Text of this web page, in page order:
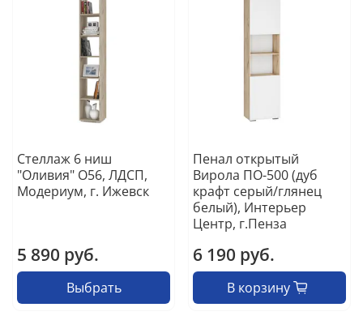
Стеллаж 6 ниш
"Оливия" О56, ЛДСП,
Модериум, г. Ижевск
5 890 руб.
Выбрать
Пенал открытый
Вирола ПО-500 (дуб
крафт серый/глянец
белый), Интерьер
Центр, г.Пенза
6 190 руб.
В корзину